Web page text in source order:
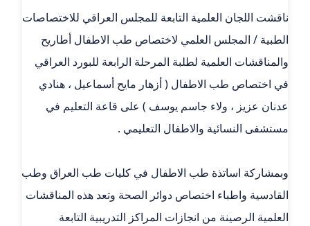
‏ناقشت اللجان العلمية التابعة للمجلس العراقي للاختصاصات
الطبية / المجلس العلمي لاختصاص طب الاطفال أطاريح
والمناقشات العلمية لطلبة المرحلة الرابعة للبورد العراقي
في اختصاص طب الاطفال ( أزهار مايح أسماعيل ، هنادي
عدنان عزيز ، ولاء جاسم يوسف ) على قاعة التعليم في
مستشفى النسائية والاطفال التعليمي .
‏وبمشاركة اساتذة طب الاطفال في كليات طب العراق وطب
القادسية واطباء اختصاص دوائر الصحة وتعد هذه المناقشات
العلمية الرصينة من انجازات المراكز التدريبية التابعة